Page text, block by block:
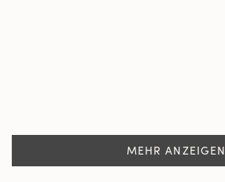
MEHR ANZEIGEN